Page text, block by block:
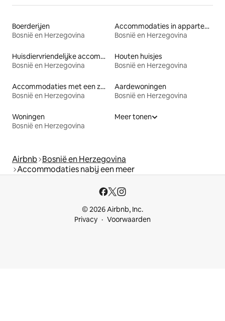
Boerderijen
Bosnië en Herzegovina
Accommodaties in appartementen met diensten
Bosnië en Herzegovina
Huisdiervriendelijke accommodaties
Bosnië en Herzegovina
Houten huisjes
Bosnië en Herzegovina
Accommodaties met een zwembad
Bosnië en Herzegovina
Aardewoningen
Bosnië en Herzegovina
Woningen
Bosnië en Herzegovina
Meer tonen
Airbnb Bosnië en Herzegovina
Accommodaties nabij een meer
© 2026 Airbnb, Inc.
Privacy
Voorwaarden